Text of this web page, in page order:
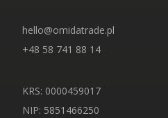
hello@omidatrade.pl
+48 58 741 88 14
KRS: 0000459017
NIP: 5851466250